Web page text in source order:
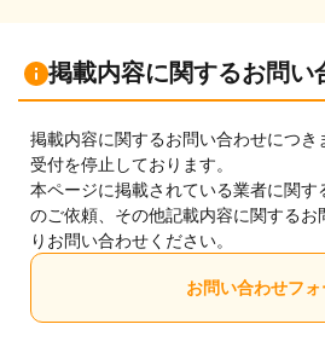
掲載内容に関するお問い
掲載内容に関するお問い合わせにつ
受付を停止しております。
本ページに掲載されている業者に関す
のご依頼、その他記載内容に関するお
りお問い合わせください。
お問い合わせフォ